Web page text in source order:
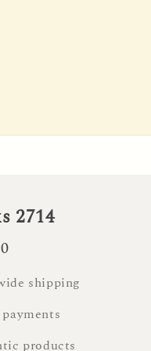
2714
shipping
products